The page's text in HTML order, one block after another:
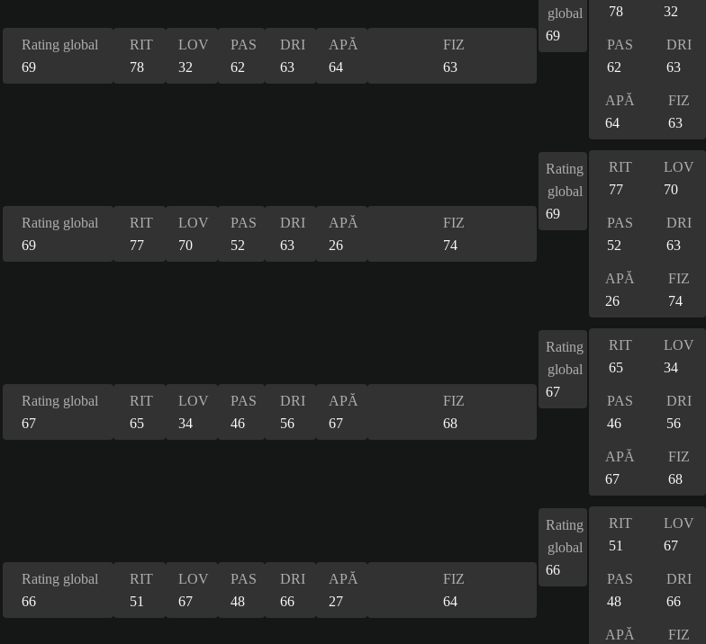
Rating global
69
RIT
78
LOV
32
PAS
62
DRI
63
APĂ
64
FIZ
63
global
69
78
32
PAS
62
DRI
63
APĂ
64
FIZ
63
Rating global
69
RIT
77
LOV
70
PAS
52
DRI
63
APĂ
26
FIZ
74
Rating
global
69
RIT
77
LOV
70
PAS
52
DRI
63
APĂ
26
FIZ
74
Rating global
67
RIT
65
LOV
34
PAS
46
DRI
56
APĂ
67
FIZ
68
Rating
global
67
RIT
65
LOV
34
PAS
46
DRI
56
APĂ
67
FIZ
68
Rating global
66
RIT
51
LOV
67
PAS
48
DRI
66
APĂ
27
FIZ
64
Rating
global
66
RIT
51
LOV
67
PAS
48
DRI
66
APĂ
FIZ